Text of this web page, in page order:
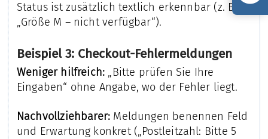
Status ist zusätzlich textlich erkennbar (z. B.
„Größe M – nicht verfügbar“).
Beispiel 3: Checkout-Fehlermeldungen
Weniger hilfreich: „Bitte prüfen Sie Ihre
Eingaben“ ohne Angabe, wo der Fehler liegt.
Nachvollziehbarer: Meldungen benennen Feld
und Erwartung konkret („Postleitzahl: Bitte 5